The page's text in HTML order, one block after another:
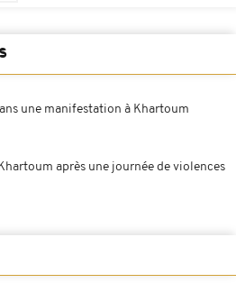
une manifestation à Khartoum
après une journée de violences